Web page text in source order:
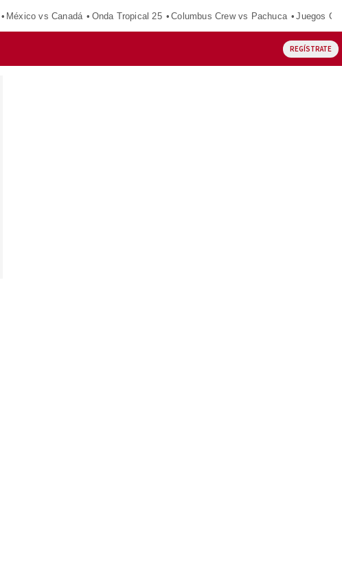
México vs Canadá Onda Tropical 25 Columbus Crew vs Pachuca Juegos
REGÍSTRATE